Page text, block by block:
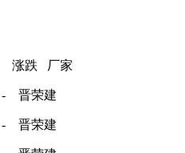
涨跌 厂家
- 晋荣建
- 晋荣建